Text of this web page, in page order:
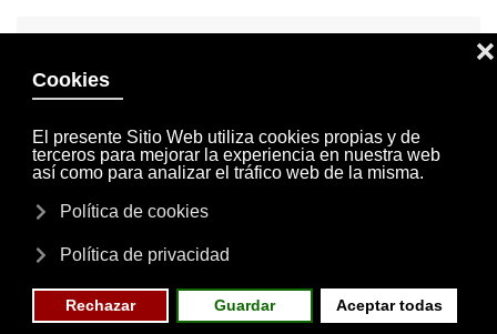
INVITACIONES
MI CUENTA
Actividades
JORNADAS DE PUERTAS
ABIERTAS en OCTUBRE